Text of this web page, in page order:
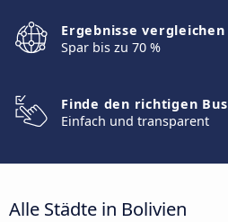
Ergebnisse vergleichen
Spar bis zu 70 %
Finde den richtigen Bus
Einfach und transparent
Alle Städte in Bolivien